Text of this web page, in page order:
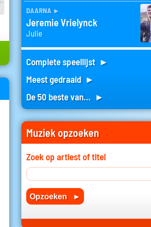
daarna ►
Jeremie Vrielynck
Julie
Complete speellijst ►
Meest gedraaid ►
De 50 beste van... ►
Muziek opzoeken
Zoek op artiest of titel